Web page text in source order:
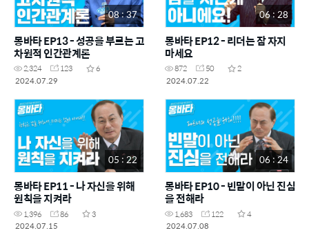
08 : 37
몽바타 EP13 - 성공을 부르는 고
차원적 인간관계론
2,324 123
6
2024.07.29
06 : 28
몽바타 EP12 - 리더는 잠 자지
마세요
872 50
2
2024.07.22
05 : 22
몽바타 EP11 - 나 자신을 위해
원칙을 지켜라
1,396 86
3
2024.07.15
06 : 24
몽바타 EP10 - 빈말이 아닌 진심
을 전해라
1,683 122
4
2024.07.08